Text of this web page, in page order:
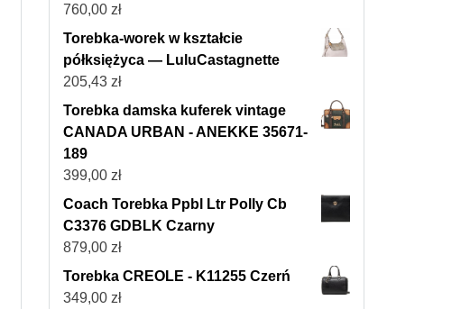
760,00 zł
Torebka-worek w kształcie
półksiężyca — LuluCastagnette
205,43 zł
Torebka damska kuferek vintage
CANADA URBAN - ANEKKE 35671-
189
399,00 zł
Coach Torebka Ppbl Ltr Polly Cb
C3376 GDBLK Czarny
879,00 zł
Torebka CREOLE - K11255 Czerń
349,00 zł